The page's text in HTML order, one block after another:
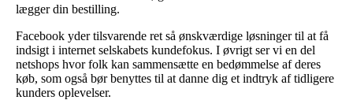
lægger din bestilling.
Facebook yder tilsvarende ret så ønskværdige løsninger til at få
indsigt i internet selskabets kundefokus. I øvrigt ser vi en del
netshops hvor folk kan sammensætte en bedømmelse af deres
køb, som også bør benyttes til at danne dig et indtryk af tidligere
kunders oplevelser.